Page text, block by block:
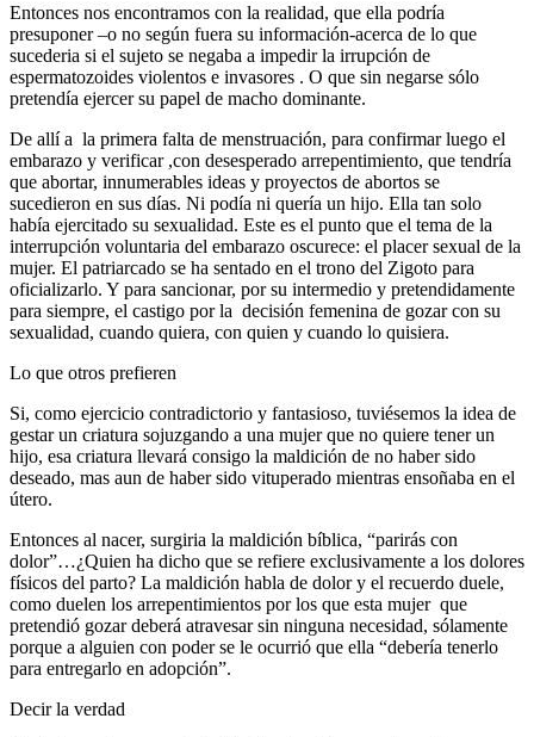
Entonces nos encontramos con la realidad, que ella podría
presuponer –o no según fuera su información-acerca de lo que
sucederia si el sujeto se negaba a impedir la irrupción de
espermatozoides violentos e invasores . O que sin negarse sólo
pretendía ejercer su papel de macho dominante.
De allí a la primera falta de menstruación, para confirmar luego el
embarazo y verificar ,con desesperado arrepentimiento, que tendría
que abortar, innumerables ideas y proyectos de abortos se
sucedieron en sus días. Ni podía ni quería un hijo. Ella tan solo
había ejercitado su sexualidad. Este es el punto que el tema de la
interrupción voluntaria del embarazo oscurece: el placer sexual de la
mujer. El patriarcado se ha sentado en el trono del Zigoto para
oficializarlo. Y para sancionar, por su intermedio y pretendidamente
para siempre, el castigo por la decisión femenina de gozar con su
sexualidad, cuando quiera, con quien y cuando lo quisiera.
Lo que otros prefieren
Si, como ejercicio contradictorio y fantasioso, tuviésemos la idea de
gestar un criatura sojuzgando a una mujer que no quiere tener un
hijo, esa criatura llevará consigo la maldición de no haber sido
deseado, mas aun de haber sido vituperado mientras ensoñaba en el
útero.
Entonces al nacer, surgiria la maldición bíblica, “parirás con
dolor”…¿Quien ha dicho que se refiere exclusivamente a los dolores
físicos del parto? La maldición habla de dolor y el recuerdo duele,
como duelen los arrepentimientos por los que esta mujer que
pretendió gozar deberá atravesar sin ninguna necesidad, sólamente
porque a alguien con poder se le ocurrió que ella “debería tenerlo
para entregarlo en adopción”.
Decir la verdad